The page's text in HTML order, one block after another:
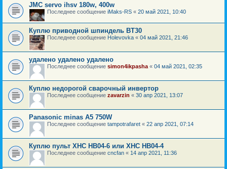
JMC servo ihsv 180w, 400w
Последнее сообщение iMaks-RS « 20 май 2021, 10:40
Куплю приводной шпиндель BT30
Последнее сообщение Holevovka « 04 май 2021, 21:46
удалено удалено удалено
Последнее сообщение simon4ikpasha « 04 май 2021, 02:35
Куплю недорогой сварочный инвертор
Последнее сообщение zavarzin « 30 апр 2021, 13:07
Panasonic minas A5 750W
Последнее сообщение tampotrafaret « 22 апр 2021, 07:14
Куплю пульт XHC HB04-6 или XHC HB04-4
Последнее сообщение cncfan « 14 апр 2021, 11:36